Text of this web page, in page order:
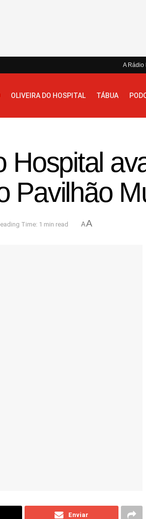
A Rádio
OLIVEIRA DO HOSPITAL TÁBUA
Hospital
Pavilhão
Time: 1 min read AA
Enviar